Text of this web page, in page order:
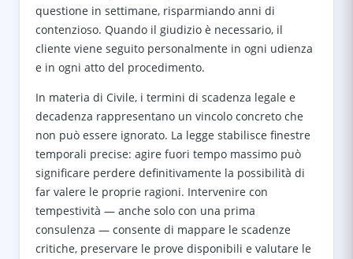
questione in settimane, risparmiando anni di
contenzioso. Quando il giudizio è necessario, il
cliente viene seguito personalmente in ogni udienza
e in ogni atto del procedimento.
In materia di Civile, i termini di scadenza legale e
decadenza rappresentano un vincolo concreto che
non può essere ignorato. La legge stabilisce finestre
temporali precise: agire fuori tempo massimo può
significare perdere definitivamente la possibilità di
far valere le proprie ragioni. Intervenire con
tempestività — anche solo con una prima
consulenza — consente di mappare le scadenze
critiche, preservare le prove disponibili e valutare le